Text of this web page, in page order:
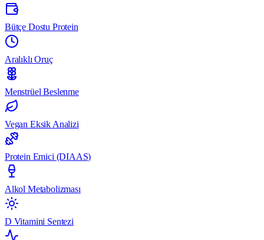
Bütçe Dostu Protein
Aralıklı Oruç
Menstrüel Beslenme
Vegan Eksik Analizi
Protein Emici (DIAAS)
Alkol Metabolizması
D Vitamini Sentezi